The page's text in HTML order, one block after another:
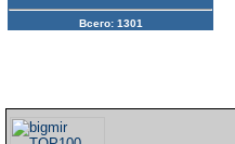
Всего: 1301